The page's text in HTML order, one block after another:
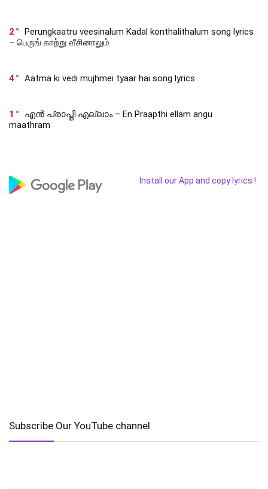
2
Perungkaatru veesinalum Kadal konthalithalum song lyrics
– பெருங் காற்று வீசினாலும்
4 Aatma ki vedi mujhmei tyaar hai song lyrics
1
എൻ പ്രാപ്തി എല്ലാം – En Praapthi ellam angu
maathram
Install our App and copy lyrics !
Subscribe Our YouTube channel